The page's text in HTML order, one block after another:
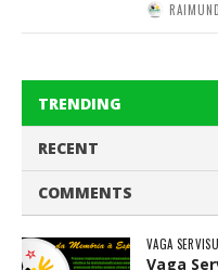
TRENDING
RECENT
COMMENTS
VAGA
Vaga